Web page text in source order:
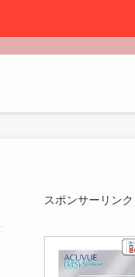
スポンサーリンク